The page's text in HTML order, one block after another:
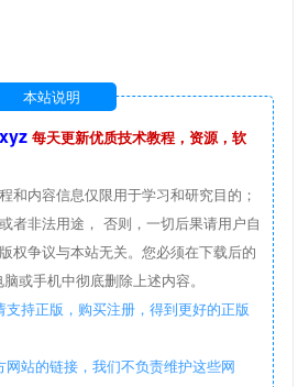
本站说明
每天更新优质技术教程，资源，软
和内容信息仅限用于学习和研究目的；
者非法用途， 否则，一切后果请用户自
权争议与本站无关。您必须在下载后的
或手机中彻底删除上述内容。
持正版，购买注册，得到更好的正版
站的链接，我们不负责维护这些网